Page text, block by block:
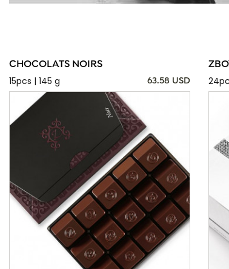
CHOCOLATS NOIRS
15pcs | 145 g
63.58 USD